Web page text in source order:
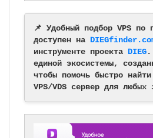
📌 Удобный подбор VPS по
доступен на
инструменте проекта DIEG.
единой экосистемы,
чтобы помочь быстро
VPS/VDS сервер для любых